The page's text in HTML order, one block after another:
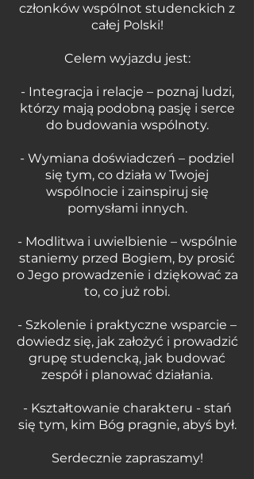
członków wspólnot studenckich z
całej Polski!
Celem wyjazdu jest:
- Integracja i relacje – poznaj ludzi,
którzy mają podobną pasję i serce
do budowania wspólnoty.
- Wymiana doświadczeń – podziel
się tym, co działa w Twojej
wspólnocie i zainspiruj się
pomysłami innych.
- Modlitwa i uwielbienie – wspólnie
staniemy przed Bogiem, by prosić
o Jego prowadzenie i dziękować za
to, co już robi.
- Szkolenie i praktyczne wsparcie –
dowiedz się, jak założyć i prowadzić
grupę studencką, jak budować
zespół i planować działania.
- Kształtowanie charakteru - stań
się tym, kim Bóg pragnie, abyś był.
Serdecznie zapraszamy!